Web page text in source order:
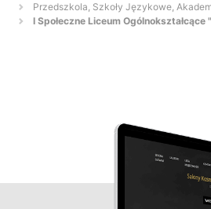
Przedszkola, Szkoły Językowe,
I Społeczne Liceum Ogólnokształcące